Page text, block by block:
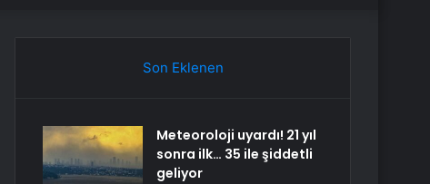
Son Eklenen
Meteoroloji uyardı! 21 yıl
sonra ilk… 35 ile şiddetli
geliyor